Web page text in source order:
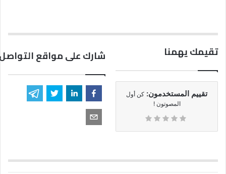
تقيمك يهمنا
تقييم المستخدمون: كن أول
المصوتون !
شارك على مواقع